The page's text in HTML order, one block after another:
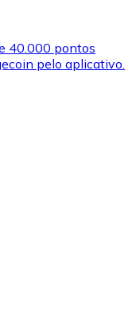
40.000 pontos
pelo aplicativo.